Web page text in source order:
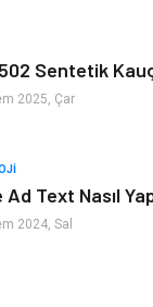
Eğlence
Sentetik
2025, Çar
Text Nasıl
2024, Sal